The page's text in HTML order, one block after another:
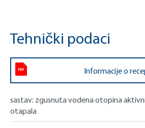
pločicama, cotto, drvenim,
klupčica prozora, okvira vrata,
laka automobila, podnih i zidnih
dvokomponentna PU pjena ne
ovo posebno sredstvo za čišćenje.
Tehnički podaci
Informacije o
sastav: zgusnuta vodena otopina
otapala